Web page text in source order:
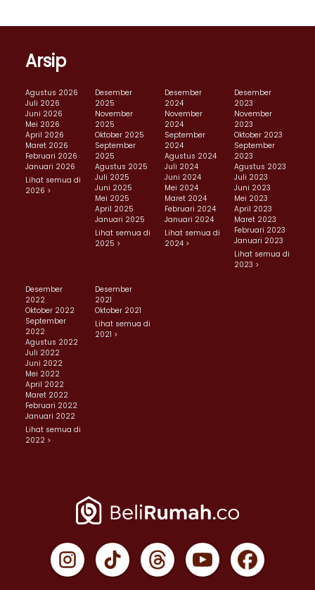
Arsip
Agustus 2026
Juli 2026
Juni 2026
Mei 2026
April 2026
Maret 2026
Februari 2026
Januari 2026
Lihat semua di
2026 >
Desember
2025
November
2025
Oktober 2025
September
2025
Agustus 2025
Juli 2025
Juni 2025
Mei 2025
April 2025
Januari 2025
Lihat semua di
2025 >
Desember
2024
November
2024
September
2024
Agustus 2024
Juli 2024
Juni 2024
Mei 2024
Maret 2024
Februari 2024
Januari 2024
Lihat semua di
2024 >
Desember
2023
November
2023
Oktober 2023
September
2023
Agustus 2023
Juli 2023
Juni 2023
Mei 2023
April 2023
Maret 2023
Februari 2023
Januari 2023
Lihat semua di
2023 >
Desember
2022
Oktober 2022
September
2022
Agustus 2022
Juli 2022
Juni 2022
Mei 2022
April 2022
Maret 2022
Februari 2022
Januari 2022
Lihat semua di
2022 >
Desember
2021
Oktober 2021
Lihat semua di
2021 >